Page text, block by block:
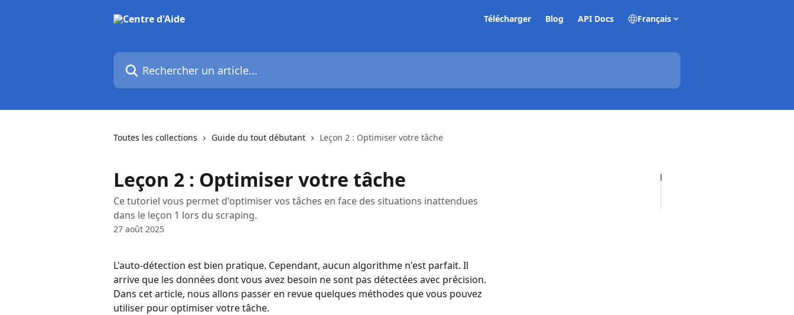
Télécharger Blog API Docs Français
Rechercher un article...
Toutes les collections Guide du tout débutant Leçon 2 : Optimiser votre tâche
Leçon 2 : Optimiser votre tâche
Ce tutoriel vous permet d'optimiser vos tâches en face des situations inattendues
dans le leçon 1 lors du scraping.
27 août 2025
L'auto-détection est bien pratique. Cependant, aucun algorithme n'est parfait. Il
arrive que les données dont vous avez besoin ne sont pas détectées avec précision.
Dans cet article, nous allons passer en revue quelques méthodes que vous pouvez
utiliser pour optimiser votre tâche.